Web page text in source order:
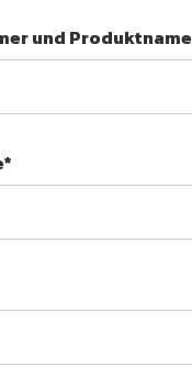
und Produktname